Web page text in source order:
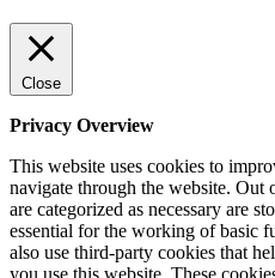
Close
Privacy Overview
This website uses cookies to
navigate through the website. Out
are categorized as necessary are
essential for the working of basic
also use third-party cookies that